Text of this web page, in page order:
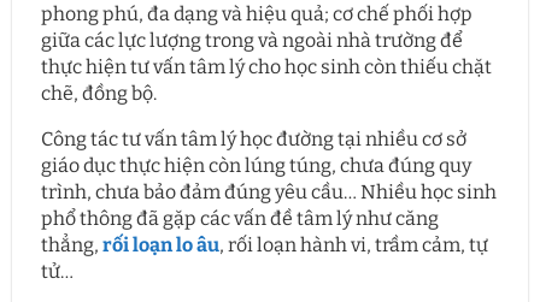
phong phú, đa dạng và hiệu quả; cơ chế phối hợp
giữa các lực lượng trong và ngoài nhà trường để
thực hiện tư vấn tâm lý cho học sinh còn thiếu chặt
chẽ, đồng bộ.
Công tác tư vấn tâm lý học đường tại nhiều cơ sở
giáo dục thực hiện còn lúng túng, chưa đúng quy
trình, chưa bảo đảm đúng yêu cầu… Nhiều học sinh
phổ thông đã gặp các vấn đề tâm lý như căng
thẳng, rối loạn lo âu, rối loạn hành vi, trầm cảm, tự
tử…